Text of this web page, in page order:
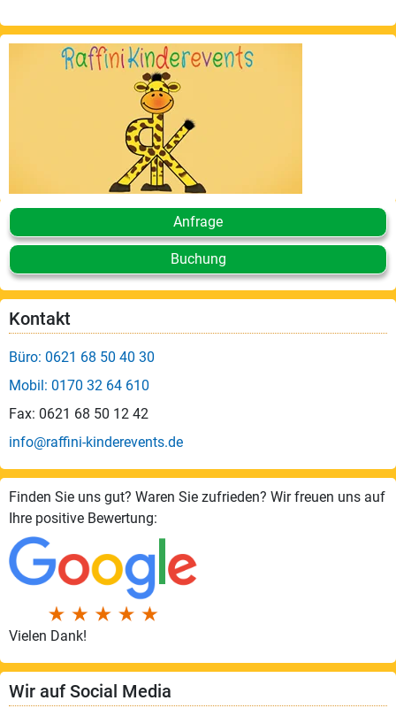
Anfrage
Buchung
Kontakt
Büro: 0621 68 50 40 30
Mobil: 0170 32 64 610
Fax: 0621 68 50 12 42
info@raffini-kinderevents.de
Finden Sie uns gut? Waren Sie zufrieden? Wir freuen uns auf
Ihre positive Bewertung:
Vielen Dank!
Wir auf Social Media